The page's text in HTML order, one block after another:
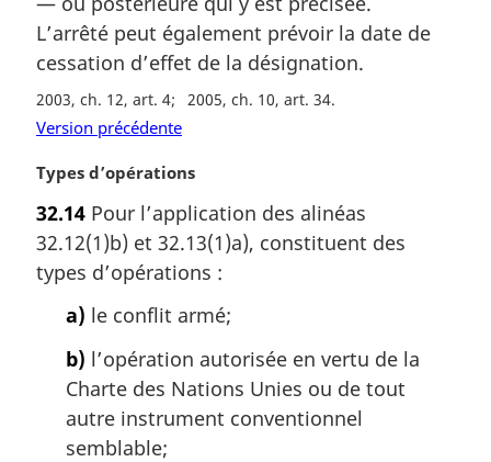
g
i
n
l
e
L’arrêté peut également prévoir la date de
cessation d’effet de la désignation.
2003, ch. 12, art. 4 2005, ch. 10, art. 34
Version précédente
N
t
e
m
Types d’opérations
32.14 Pour l’application des alinéas
32.12(1)b) et 32.13(1)a), constituent des
types d’opérations :
a) le conflit armé;
b) l’opération autorisée en vertu de la
Charte des Nations Unies ou de tout
autre instrument conventionnel
semblable;